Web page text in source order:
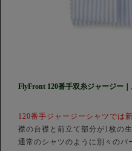
FlyFront 120番手双糸ジャージー
120番手ジャージーシャツでは
襟の台襟と前立て部分が1枚の
通常のシャツのように別々のパ